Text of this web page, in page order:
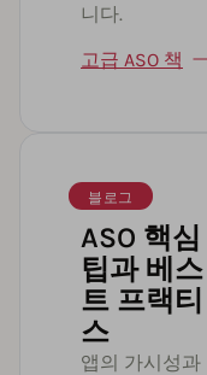
니다.
고급 ASO 책
블로그
ASO 핵심
팁과 베스
트 프랙티
스
앱의 가시성과